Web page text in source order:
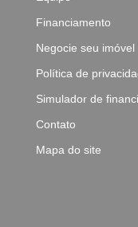
Financiamento
Negocie seu imóvel
Política de
Simulador de
Contato
Mapa do site